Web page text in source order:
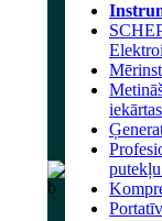
iekārtas